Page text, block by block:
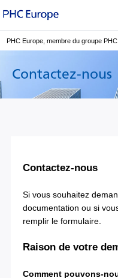
PHC Europe, membre du groupe PHC
Contactez-nous